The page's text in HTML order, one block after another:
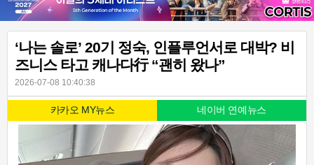
‘나는 솔로’ 20기 정숙, 인플루언서로 대박? 비
즈니스 타고 캐나다行 “괜히 왔나”
2026-07-08 10:40:38
카카오 MY뉴스 네이버 연예뉴스